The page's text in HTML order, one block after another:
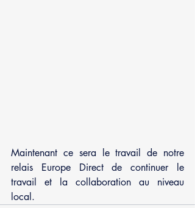
Maintenant ce sera le travail de notre
relais Europe Direct de continuer le
travail et la collaboration au niveau
local.